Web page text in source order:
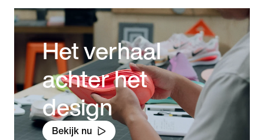
Het verhaal
achter het
design
Bekijk nu